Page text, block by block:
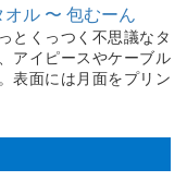
ル 〜 包むーん
とくっつく不思議なタ
アイピースやケーブル
表面には月面をプリン